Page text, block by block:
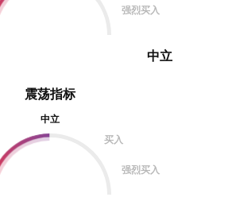
震荡指标
中立
买入
强烈买入
强烈买入
中立